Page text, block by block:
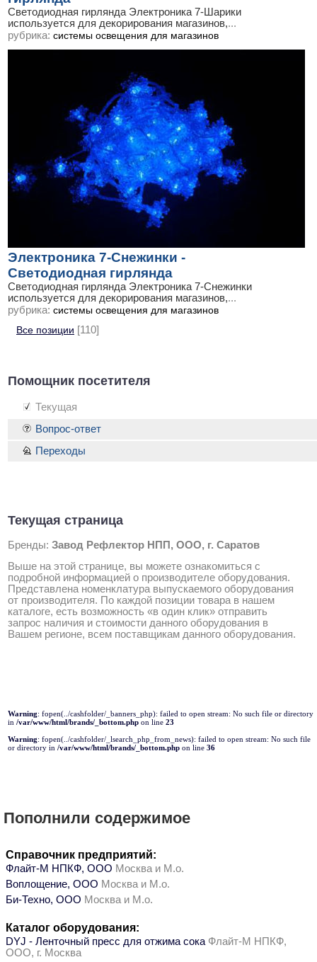
Светодиодная гирлянда Электроника 7-Шарики
используется для декорирования магазинов,...
рубрика: системы освещения для магазинов
Электроника 7-Снежинки -
Светодиодная гирлянда
Светодиодная гирлянда Электроника 7-Снежинки
используется для декорирования магазинов,...
рубрика: системы освещения для магазинов
Все позиции [110]
Помощник посетителя
Текущая
Текущая страница
Бренды: Завод Рефлектор НПП, ООО, г. Саратов
Выше на этой странице, вы можете ознакомиться с
подробной информацией о производителе оборудования.
Представлена номенклатура выпускаемого оборудования
от производителя. По каждой позиции товара в нашем
каталоге, есть возможность «в один клик» отправить
запрос наличия и стоимости данного оборудования в
Вашем регионе, всем поставщикам данного оборудования.
Вопрос-ответ
Переходы
Warning: fopen(../cashfolder/_banners_php): failed to open stream: No such file or directory
in /var/www/html/brands/_bottom.php on line 23
Warning: fopen(../cashfolder/_lsearch_php_from_news): failed to open stream: No such file
or directory in /var/www/html/brands/_bottom.php on line 36
Пополнили содержимое
Справочник предприятий:
Флайт-М НПКФ, ООО Москва и М.о.
Воплощение, ООО Москва и М.о.
Би-Техно, ООО Москва и М.о.
Каталог оборудования:
DYJ - Ленточный пресс для отжима сока Флайт-М НПКФ,
ООО, г. Москва